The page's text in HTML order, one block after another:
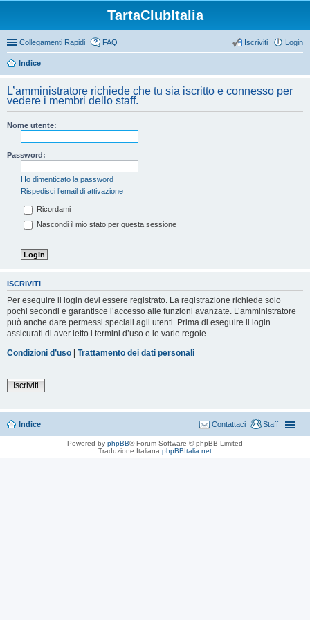
TartaClubItalia
Collegamenti Rapidi FAQ Login
Iscriviti
Indice
L’amministratore richiede che tu sia iscritto e connesso per
vedere i membri dello staff.
Nome utente:
Password:
Ho dimenticato la password
Rispedisci l’email di attivazione
Ricordami
Nascondi il mio stato per questa sessione
ISCRIVITI
Per eseguire il login devi essere registrato. La registrazione richiede solo
pochi secondi e garantisce l’accesso alle funzioni avanzate. L’amministratore
può anche dare permessi speciali agli utenti. Prima di eseguire il login
assicurati di aver letto i termini d’uso e le varie regole.
Condizioni d’uso | Trattamento dei dati personali
Iscriviti
Indice Staff
Contattaci
Powered by phpBB® Forum Software © phpBB Limited
Traduzione Italiana phpBBItalia.net